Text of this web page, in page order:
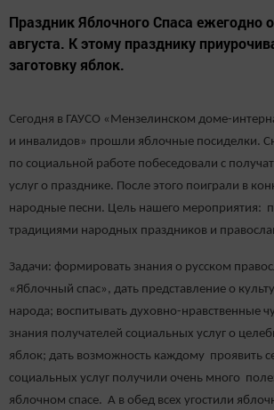
Праздник Яблочного Спаса ежегодно
августа. К этому празднику
заготовку яблок.
Сегодня в ГАУСО «Мензелинском доме-
и инвалидов» прошли яблочные посиделки.
по социальной работе побеседовали с
услуг о празднике. После этого поиграли в
народные песни. Цель нашего мероприятия:
традициями народных праздников и
Задачи: формировать знания о русском
«Яблочный спас», дать представление о
народа; воспитывать духовно-нравственные
знания получателей социальных услуг о
яблок; дать возможность каждому проявить
социальных услуг получили очень много
яблочном спасе. А в обед всех угостили